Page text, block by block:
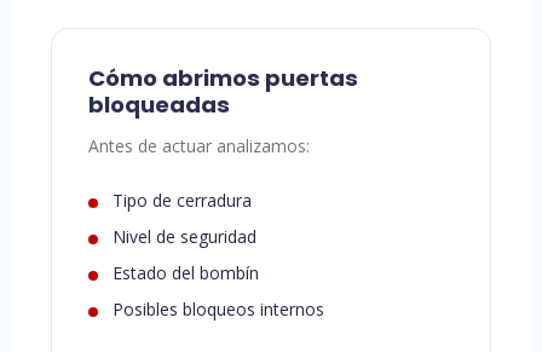
Cómo abrimos puertas
bloqueadas
Antes de actuar analizamos:
Tipo de cerradura
Nivel de seguridad
Estado del bombín
Posibles bloqueos internos